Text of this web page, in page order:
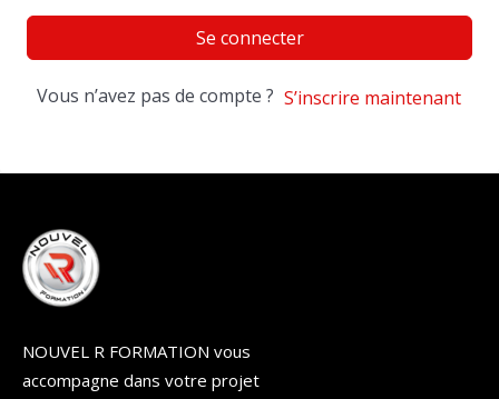
Se connecter
Vous n’avez pas de compte ? S’inscrire maintenant
NOUVEL R FORMATION vous
accompagne dans votre projet